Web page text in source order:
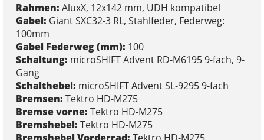
Rahmen: AluxX, 12x142 mm, UDH kompatibel
Gabel: Giant SXC32-3 RL, Stahlfeder, Federweg:
100mm
Gabel Federweg (mm): 100
Schaltung: microSHIFT Advent RD-M6195 9-fach, 9-
Gang
Schalthebel: microSHIFT Advent SL-9295 9-fach
Bremsen: Tektro HD-M275
Bremse vorne: Tektro HD-M275
Bremshebel: Tektro HD-M275